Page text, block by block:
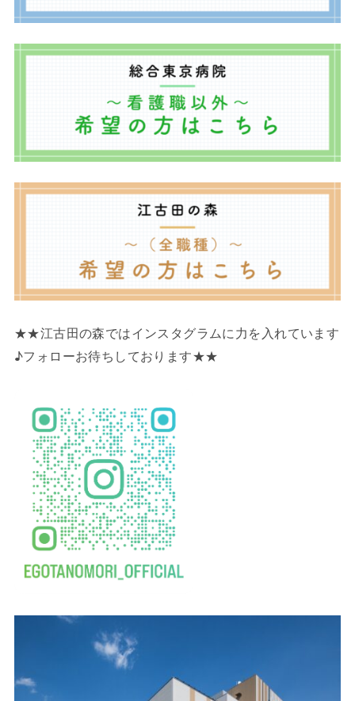
★★江古田の森ではインスタグラムに力を入れています
♪フォローお待ちしております★★